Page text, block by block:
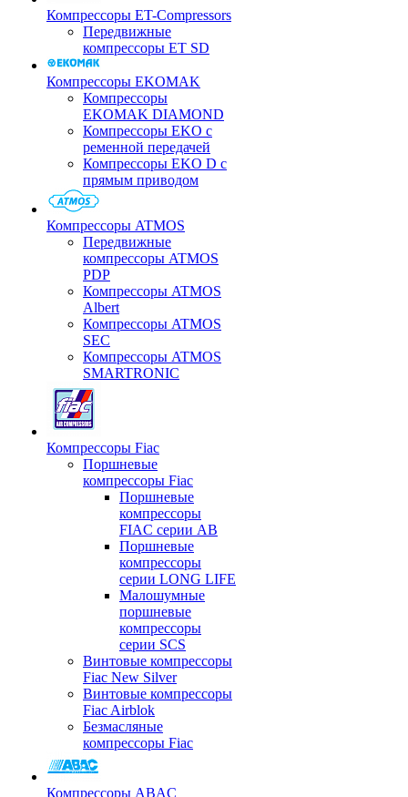
Компрессоры ET-Compressors
Передвижные
компрессоры ET SD
Компрессоры EKOMAK
Компрессоры
EKOMAK DIAMOND
Компрессоры EKO c
ременной передачей
Компрессоры EKO D с
прямым приводом
Компрессоры ATMOS
Передвижные
компрессоры ATMOS
PDP
Компрессоры ATMOS
Albert
Компрессоры ATMOS
SEC
Компрессоры ATMOS
SMARTRONIC
Компрессоры Fiac
Поршневые
компрессоры Fiac
Поршневые
компрессоры
FIAC серии AB
Поршневые
компрессоры
серии LONG LIFE
Малошумные
поршневые
компрессоры
серии SCS
Винтовые компрессоры
Fiac New Silver
Винтовые компрессоры
Fiac Airblok
Безмасляные
компрессоры Fiac
Компрессоры ABAC